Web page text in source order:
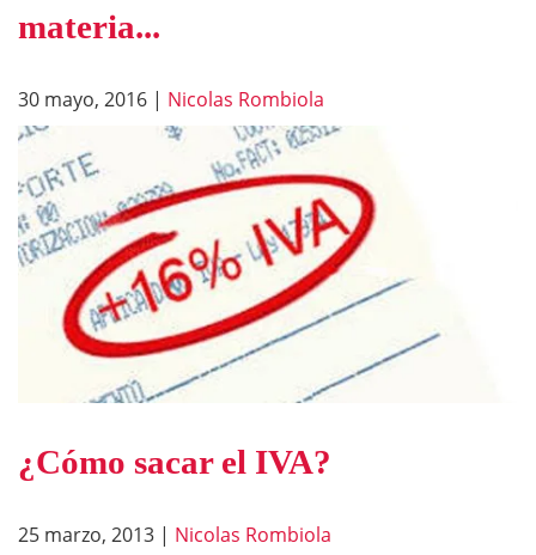
materia...
30 mayo, 2016 | Nicolas Rombiola
¿Cómo sacar el IVA?
25 marzo, 2013 | Nicolas Rombiola